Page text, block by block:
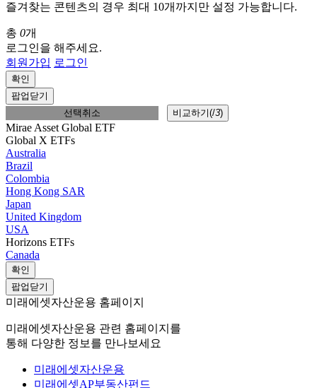
즐겨찾는 콘텐츠의 경우 최대 10개까지만 설정 가능합니다.
총 0개
로그인을 해주세요.
회원가입 로그인
확인
팝업닫기
선택취소
비교하기(/3)
Mirae Asset Global ETF
Global X ETFs
Australia
Brazil
Colombia
Hong Kong SAR
Japan
United Kingdom
USA
Horizons ETFs
Canada
확인
팝업닫기
미래에셋자산운용 홈페이지
미래에셋자산운용 관련 홈페이지를
통해 다양한 정보를 만나보세요
미래에셋자산운용
미래에셋AP부동산펀드